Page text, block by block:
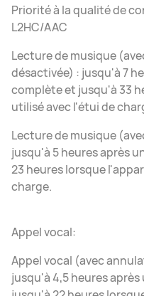
Priorité à la qualité de
L2HC/AAC
Lecture de musique
désactivée) : jusqu'à 7
complète et jusqu'à 33
utilisé avec l'étui de
Lecture de musique
jusqu'à 5 heures après
23 heures lorsque
charge.
Appel vocal:
Appel vocal (avec
jusqu'à 4,5 heures